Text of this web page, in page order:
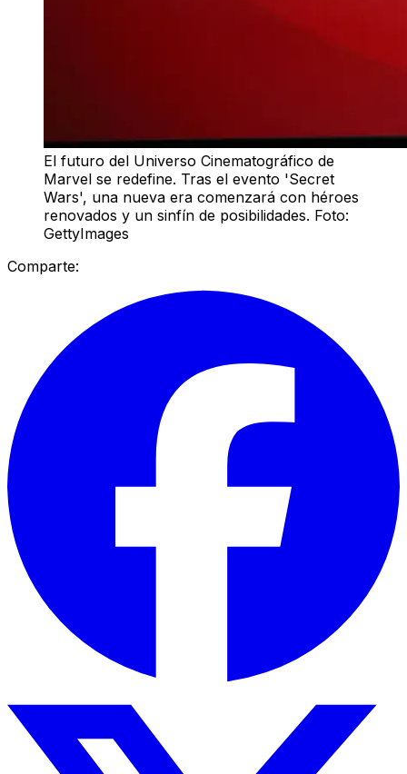
El futuro del Universo Cinematográfico de
Marvel se redefine. Tras el evento 'Secret
Wars', una nueva era comenzará con héroes
renovados y un sinfín de posibilidades. Foto:
GettyImages
Comparte: